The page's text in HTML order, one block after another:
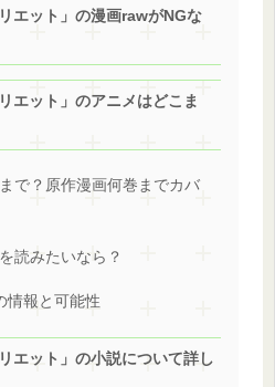
エット」の漫画rawがNGな
エット」のアニメはどこま
で？原作漫画何巻までカバ
読みたいなら？
情報と可能性
エット」の小説について詳し